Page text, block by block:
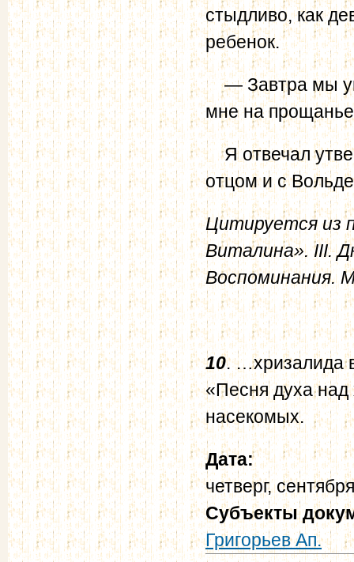
стыдливо, как
ребенок.
— Завтра мы
мне на
Я отвечал
отцом и с
Цитируется из
Виталина».III.
Воспоминания.
10. …хризалида
«Песня духа над
насекомых.
Дата:
четверг,
Субъекты
Григорьев Ап.